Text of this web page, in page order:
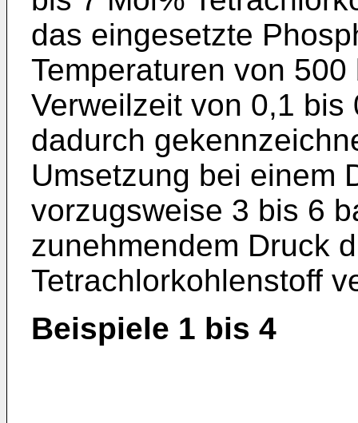
das eingesetzte
Temperaturen von
Verweilzeit von 0,1
dadurch
Umsetzung bei einem
vorzugsweise 3 bis 6
zunehmendem Druck
Tetrachlorkohlenstoff
Beispiele 1 bis 4